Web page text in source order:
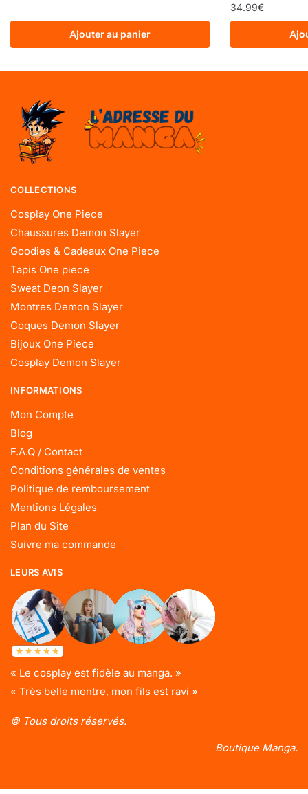
Ajouter au panier
34.99€
COLLECTIONS
Cosplay One Piece
Chaussures Demon Slayer
Goodies & Cadeaux One Piece
Tapis One piece
Sweat Deon Slayer
Montres Demon Slayer
Coques Demon Slayer
Bijoux One Piece
Cosplay Demon Slayer
INFORMATIONS
Mon Compte
Blog
F.A.Q / Contact
Conditions générales de ventes
Politique de remboursement
Mentions Légales
Plan du Site
Suivre ma commande
LEURS AVIS
« Le cosplay est fidèle au manga. »
« Très belle montre, mon fils est ravi »
© Tous droits réservés.
Boutique Manga.